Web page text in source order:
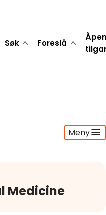
Søk Foreslå
Meny
Medicine